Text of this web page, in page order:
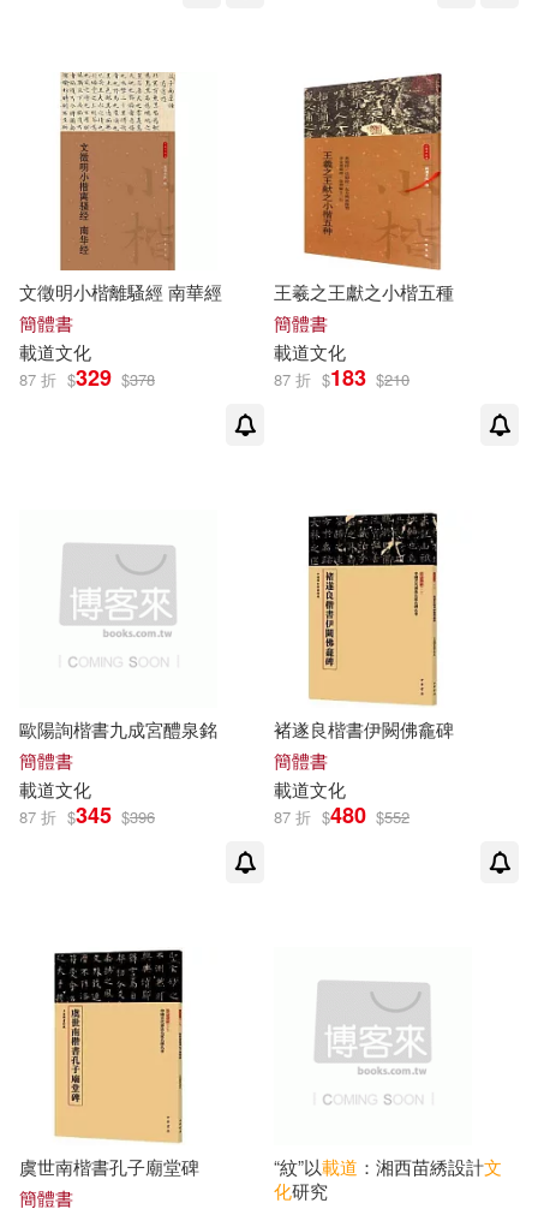
文徵明小楷離騷經 南華經
簡體書
載道文化
87 折 $329 $378
王羲之王獻之小楷五種
簡體書
載道文化
87 折 $183 $210
歐陽詢楷書九成宮醴泉銘
簡體書
載道文化
87 折 $345 $396
褚遂良楷書伊闕佛龕碑
簡體書
載道文化
87 折 $480 $552
虞世南楷書孔子廟堂碑
簡體書
“紋”以載道 ：湘西苗綉設計文
化研究